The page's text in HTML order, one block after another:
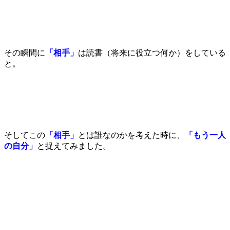
その瞬間に 「相手」 は読書（将来に役立つ何か）をしている
と。
そしてこの 「相手」 とは誰なのかを考えた時に、
「もう一人
の自分」 と捉えてみました。